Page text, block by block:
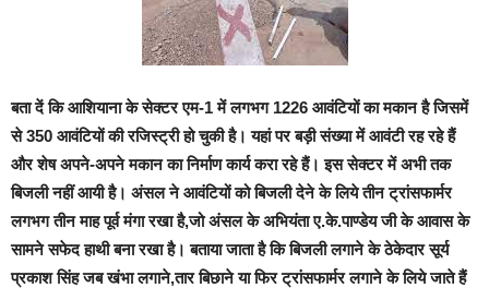
बता दें किआशियाना के सेक्टर एम-1 में लगभग 1226 आवंटियों का मकान है जिसमें
से 350 आवंटियों की रजिस्ट्री हो चुकी है। यहां पर बड़ी संख्या में आवंटी रह रहे हैं
और शेष अपने-अपने मकान का निर्माण कार्य करा रहे हैं। इस सेक्टर में अभी तक
बिजली नहीं आयी है। अंसल ने आवंटियों को बिजली देने के लिये तीन ट्रांसफार्मर
लगभग तीन माह पूर्व मंगा रखा है,जो अंसल के अभियंता ए.के.पाण्डेय जी के आवास के
सामने सफेद हाथी बना रखा है। बताया जाता है कि बिजली लगाने के ठेकेदार सूर्य
प्रकाश सिंह जब खंभा लगाने,तार बिछाने या फिर ट्रांसफार्मर लगाने के लिये जाते हैं